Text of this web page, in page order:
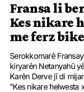
Fransa li
Kes nikare
me ferz bike
Serokkomarê
kiryarên Netanyahû
Karên Derve jî di
"Kes nikare helwesta